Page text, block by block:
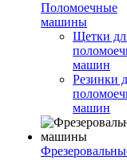
Поломоечные
машины
Щетки
машин
Резинки
машин